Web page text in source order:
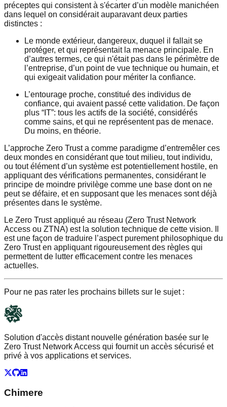
préceptes qui consistent à s'écarter d’un modèle manichéen
dans lequel on considérait auparavant deux parties
distinctes :
Le monde extérieur, dangereux, duquel il fallait se
protéger, et qui représentait la menace principale. En
d’autres termes, ce qui n'était pas dans le périmètre de
l’entreprise, d’un point de vue technique ou humain, et
qui exigeait validation pour mériter la confiance.
L’entourage proche, constitué des individus de
confiance, qui avaient passé cette validation. De façon
plus “IT”: tous les actifs de la société, considérés
comme sains, et qui ne représentent pas de menace.
Du moins, en théorie.
L’approche Zero Trust a comme paradigme d’entremêler ces
deux mondes en considérant que tout milieu, tout individu,
ou tout élément d’un système est potentiellement hostile, en
appliquant des vérifications permanentes, considérant le
principe de moindre privilège comme une base dont on ne
peut se défaire, et en supposant que les menaces sont déjà
présentes dans le système.
Le Zero Trust appliqué au réseau (Zero Trust Network
Access ou ZTNA) est la solution technique de cette vision. Il
est une façon de traduire l’aspect purement philosophique du
Zero Trust en appliquant rigoureusement des règles qui
permettent de lutter efficacement contre les menaces
actuelles.
Pour ne pas rater les prochains billets sur le sujet :
Solution d'accès distant nouvelle génération basée sur le
Zero Trust Network Access qui fournit un accès sécurisé et
privé à vos applications et services.
X GitHub
LinkedIn
Chimere